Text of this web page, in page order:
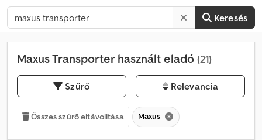
Keresés
Maxus Transporter használt eladó (21)
Szűrő Relevancia
Összes szűrő eltávolítása Maxus